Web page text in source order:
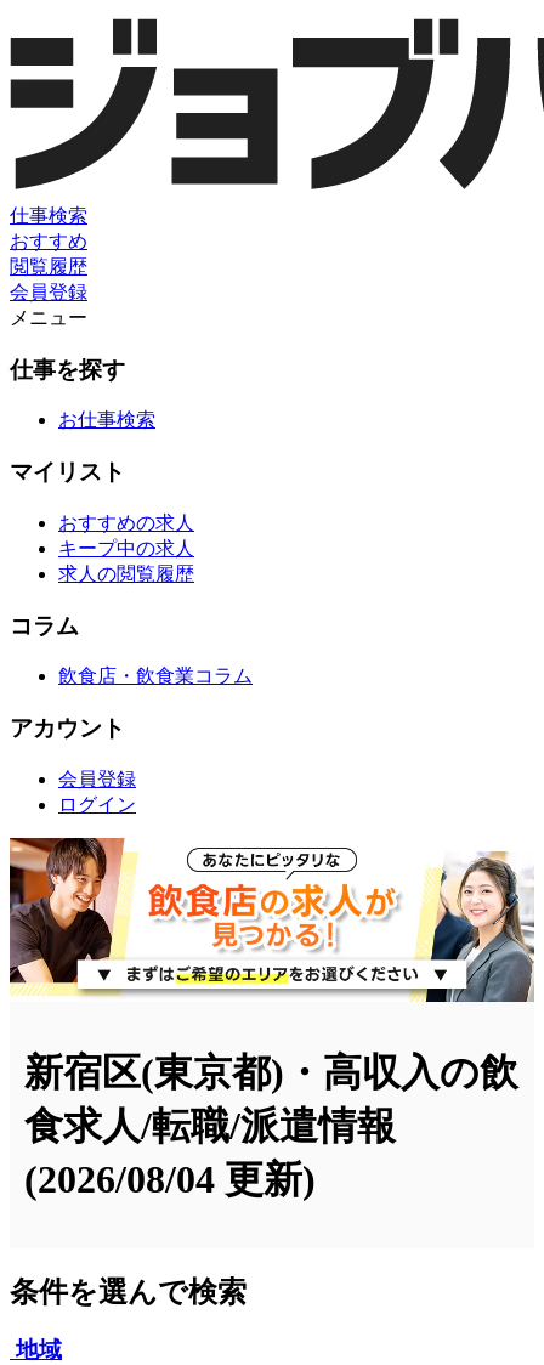
仕事検索
おすすめ
閲覧履歴
会員登録
メニュー
仕事を探す
お仕事検索
マイリスト
おすすめの求人
キープ中の求人
求人の閲覧履歴
コラム
飲食店・飲食業コラム
アカウント
会員登録
ログイン
新宿区(東京都)・高収入の飲
食求人/転職/派遣情報
(2026/08/04 更新)
条件を選んで検索
地域